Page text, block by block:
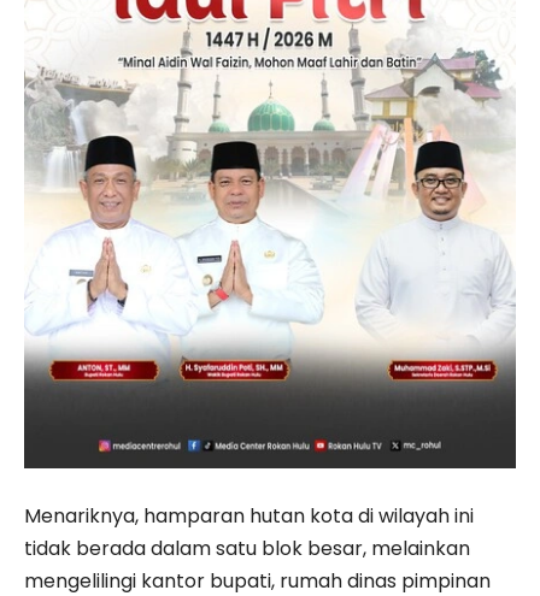
Menariknya, hamparan hutan kota di wilayah ini
tidak berada dalam satu blok besar, melainkan
mengelilingi kantor bupati, rumah dinas pimpinan